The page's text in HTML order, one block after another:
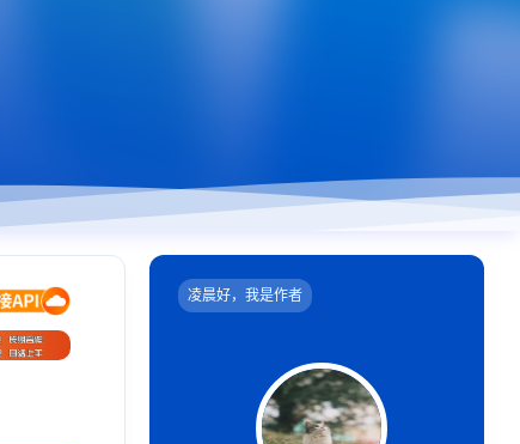
凌晨好，我是作者